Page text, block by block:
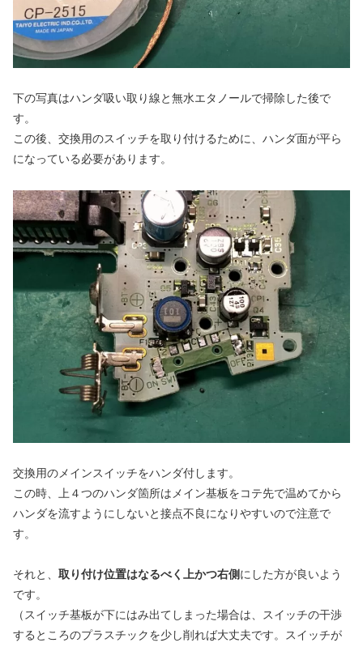
下の写真はハンダ吸い取り線と無水エタノールで掃除した後で
す。
この後、交換用のスイッチを取り付けるために、ハンダ面が平ら
になっている必要があります。
交換用のメインスイッチをハンダ付します。
この時、上４つのハンダ箇所はメイン基板をコテ先で温めてから
ハンダを流すようにしないと接点不良になりやすいので注意で
す。
それと、 取り付け位置はなるべく上かつ右側にした方が良いよう
です。
（スイッチ基板が下にはみ出てしまった場合は、スイッチの干渉
するところのプラスチックを少し削れば大丈夫です。スイッチが